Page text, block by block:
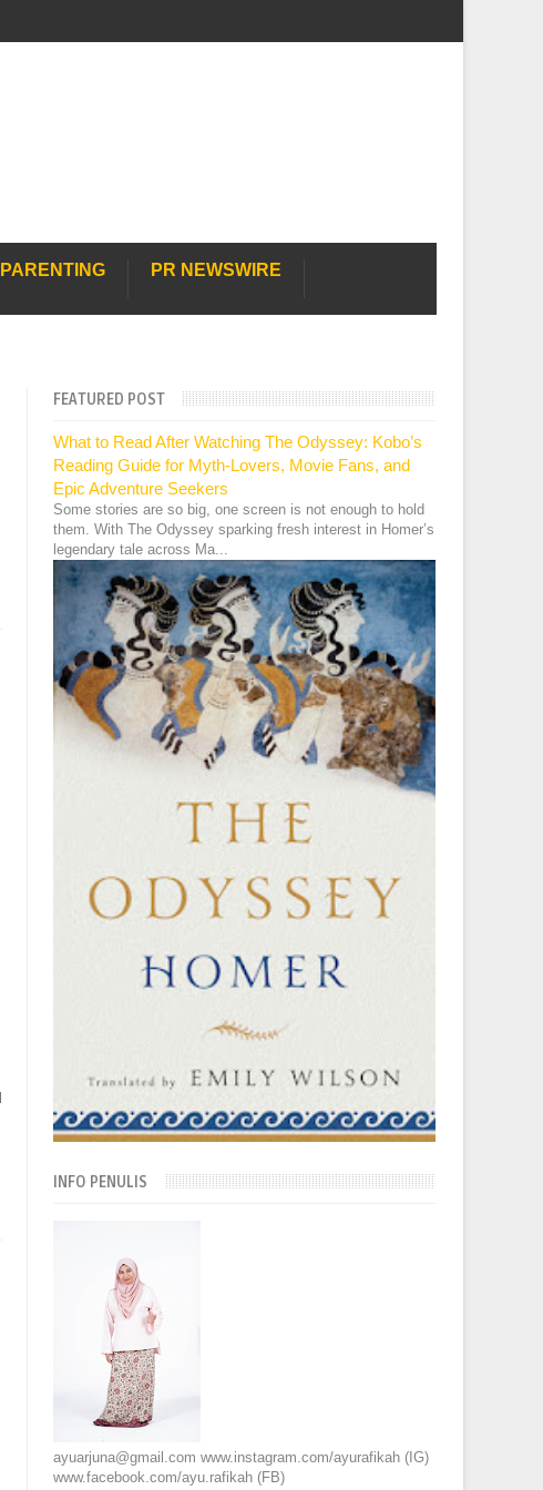
PARENTING PR NEWSWIRE
FEATURED POST
What to Read After Watching The Odyssey: Kobo’s
Reading Guide for Myth-Lovers, Movie Fans, and
Epic Adventure Seekers
Some stories are so big, one screen is not enough to hold
them. With The Odyssey sparking fresh interest in Homer’s
legendary tale across Ma...
INFO PENULIS
ayuarjuna@gmail.com www.instagram.com/ayurafikah (IG)
www.facebook.com/ayu.rafikah (FB)